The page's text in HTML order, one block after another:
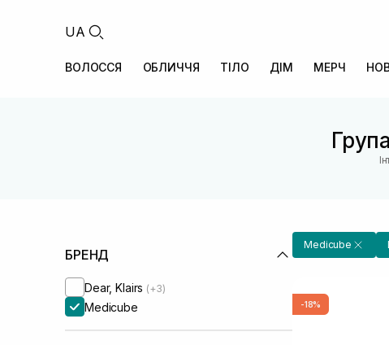
UA
ВОЛОССЯ ОБЛИЧЧЯ ТІЛО ДІМ МЕРЧ
БРЕНД
Dear, Klairs (+3)
Medicube
Medicube
-18%